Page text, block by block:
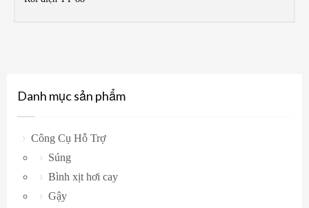
Danh mục sản phẩm
Công Cụ Hỗ Trợ
Súng
Bình xịt hơi cay
Gậy